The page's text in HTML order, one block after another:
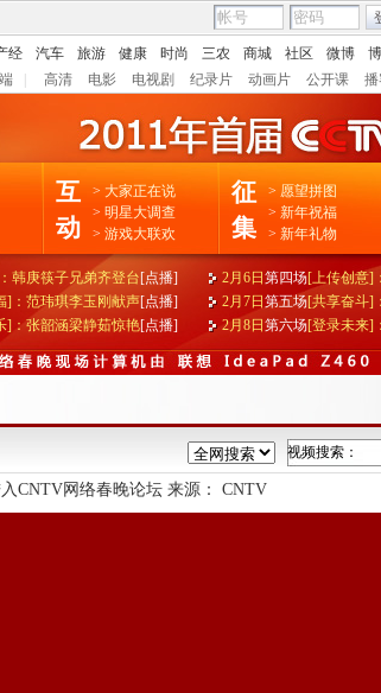
经 汽车 旅游 健康 时尚 三农 商城 社区 微博
高清 电影 电视剧 纪录片 动画片 公开课 播
互
动
> 大家正在说
> 明星大调查
> 游戏大联欢
征
集
> 愿望拼图
> 新年祝福
> 新年礼物
韩庚筷子兄弟齐登台[点播] 2月6日 第四场[上传创意]
]：范玮琪李玉刚献声[点播] 2月7日 第五场[共享奋斗]
]：张韶涵梁静茹惊艳[点播] 2月8日 第六场[登录未来]
CNTV网络春晚论坛来源： CNTV